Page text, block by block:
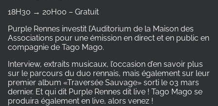
18H30 → 20H00 – Gratuit
Purple Rennes investit l’Auditorium de la Maison des
Associations pour une émission en direct et en public en
compagnie de Tago Mago.
Interview, extraits musicaux, l’occasion d’en savoir plus
sur le parcours du duo rennais, mais également sur leur
premier album «Traversée Sauvage» sorti le 03 mars
dernier. Et qui dit Purple Rennes dit live ! Tago Mago se
produira également en live, alors venez !